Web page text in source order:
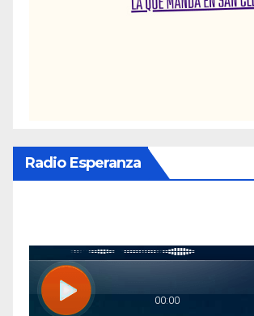
Radio Esperanza